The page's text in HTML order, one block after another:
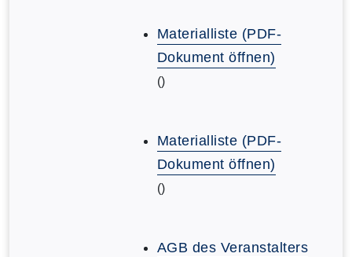
Materialliste (PDF-
Dokument öffnen)
()
Materialliste (PDF-
Dokument öffnen)
()
AGB des Veranstalters